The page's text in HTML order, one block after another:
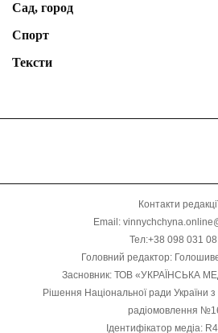
Сад, город
Спорт
Тексти
Контакти
Email:
Тел:+38 098 031
Головний редактор:
Засновник: ТОВ «УКРАЇНСЬКА
Рішення Національної ради України
радіомовлення
Ідентифікатор медіа: